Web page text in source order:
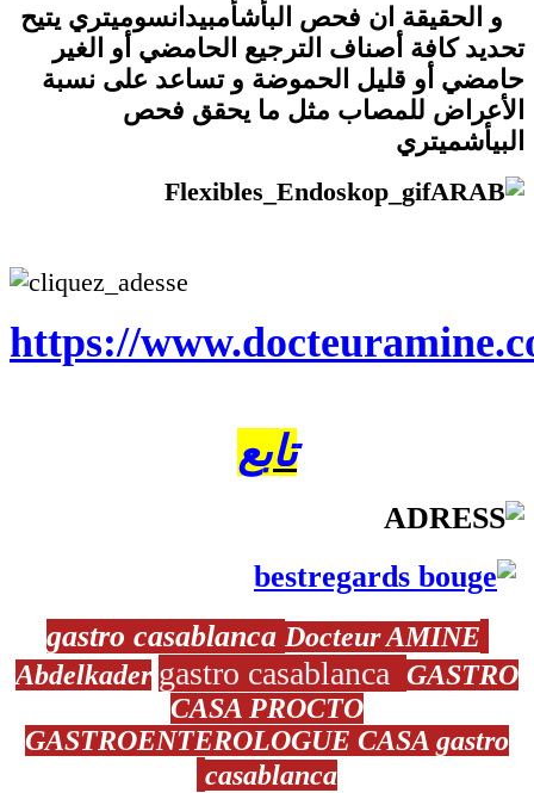
و الحقيقة ان فحص البأشأمبيدانسوميتري يتيح
تحديد كافة أصناف الترجيع الحامضي أو الغير
حامضي أو قليل الحموضة و تساعد على نسبة
الأعراض للمصاب مثل ما يحقق فحص
البيأشميتري
https://
تابع
Docteur AMINE
Abdelkader gastro casablanca GASTRO
CASA PROCTO
GASTROENTEROLOGUE CASA gastro
casablanca